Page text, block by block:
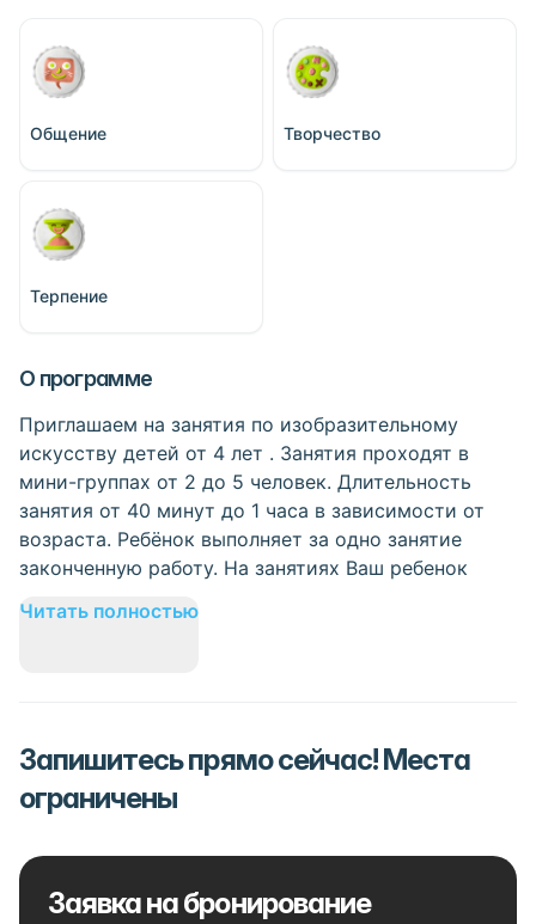
Общение Творчество
Терпение
О программе
Приглашаем на занятия по изобразительному
искусству детей от 4 лет . Занятия проходят в
мини-группах от 2 до 5 человек. Длительность
занятия от 40 минут до 1 часа в зависимости от
возраста. Ребёнок выполняет за одно занятие
законченную работу. На занятиях Ваш ребенок
Читать полностью
Запишитесь прямо сейчас! Места
ограничены
Заявка на бронирование